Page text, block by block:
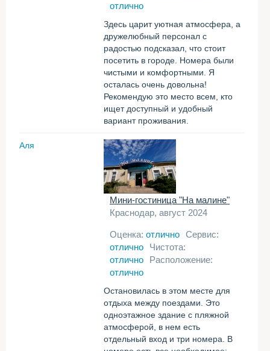
отлично
Здесь царит уютная атмосфера, а
дружелюбный персонал с
радостью подсказал, что стоит
посетить в городе. Номера были
чистыми и комфортными. Я
осталась очень довольна!
Рекомендую это место всем, кто
ищет доступный и удобный
вариант проживания.
Аля
Мини-гостиница "На малине"
Краснодар, август 2024
Оценка: отлично Сервис:
отлично
Чистота:
отлично
Расположение:
отлично
Остановилась в этом месте для
отдыха между поездами. Это
одноэтажное здание с пляжной
атмосферой, в нем есть
отдельный вход и три номера. В